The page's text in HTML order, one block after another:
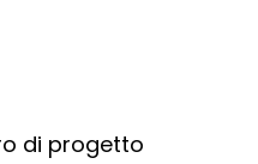
di progetto